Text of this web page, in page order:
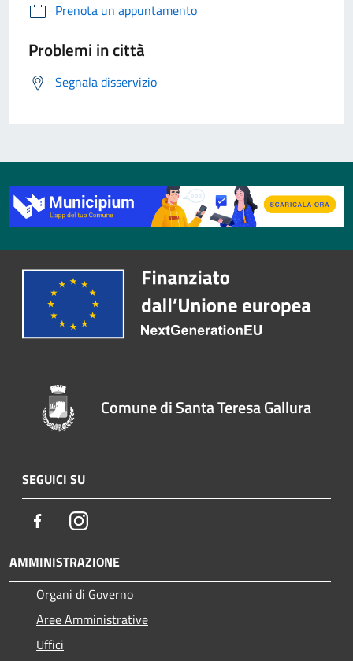
Prenota un appuntamento
Problemi in città
Segnala disservizio
Comune di Santa Teresa Gallura
SEGUICI SU
FacebookInstagram
AMMINISTRAZIONE
Organi di Governo
Aree Amministrative
Uffici